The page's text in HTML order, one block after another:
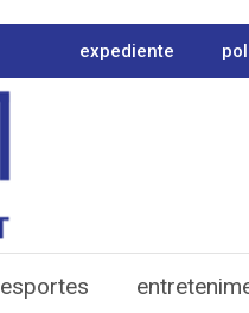
expediente
esportes